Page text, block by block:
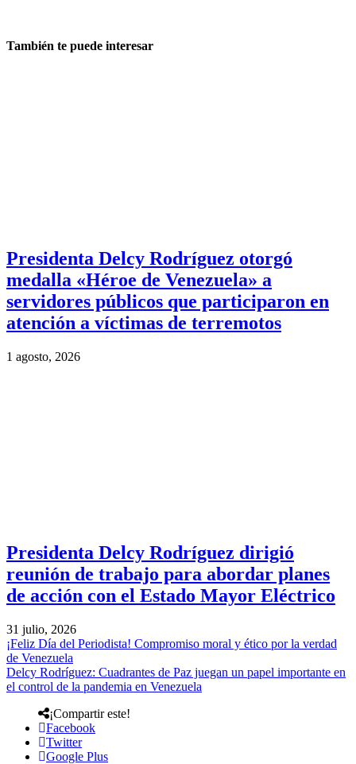
También te puede interesar
Presidenta Delcy Rodríguez otorgó
medalla «Héroe de Venezuela» a
servidores públicos que participaron en
atención a víctimas de terremotos
1 agosto, 2026
Presidenta Delcy Rodríguez dirigió
reunión de trabajo para abordar planes
de acción con el Estado Mayor Eléctrico
31 julio, 2026
¡Feliz Día del Periodista! Compromiso moral y ético por la verdad
de Venezuela
Delcy Rodríguez: Cuadrantes de Paz juegan un papel importante en
el control de la pandemia en Venezuela
¡Compartir este!
Facebook
Twitter
Google Plus